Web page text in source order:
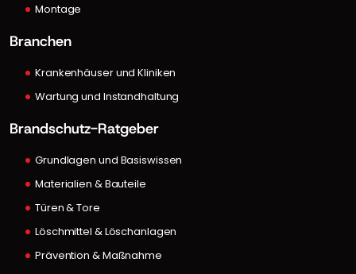
Montage
Branchen
Krankenhäuser und Kliniken
Wartung und Instandhaltung
Brandschutz-Ratgeber
Grundlagen und Basiswissen
Materialien & Bauteile
Türen & Tore
Löschmittel & Löschanlagen
Prävention & Maßnahme